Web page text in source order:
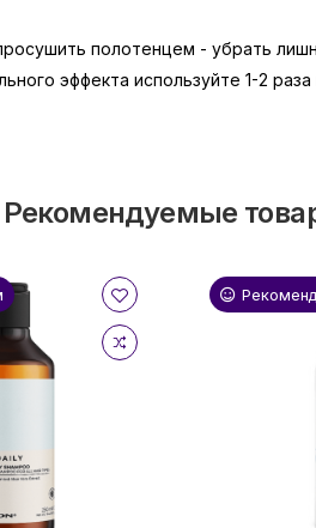
полотенцем - убрать
эффекта используйте 1-2
Рекомендуемые